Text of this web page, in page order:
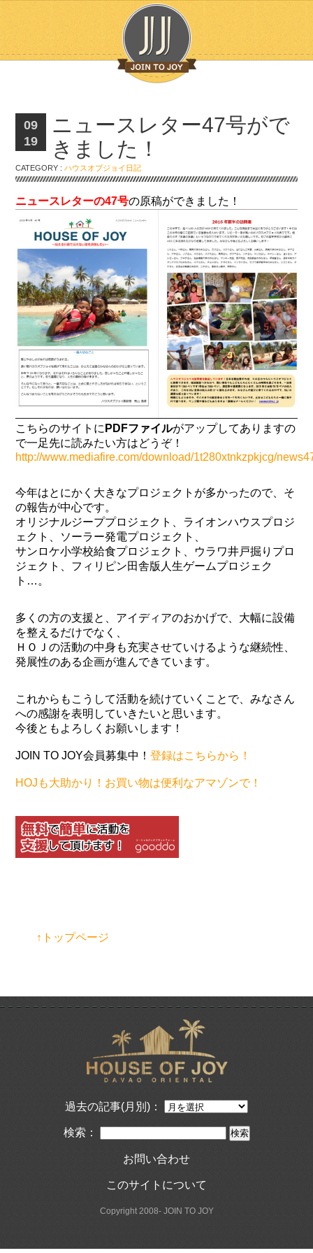
09
19
ニュースレター47号がで
きました！
CATEGORY :ハウスオブジョイ日記
ニュースレターの47号の原稿ができました！
こちらのサイトに PDFファイルがアップしてありますの
で一足先に読みたい方はどうぞ！
http://www.mediafire.com/download/1t280xtnkzpkjcg/
今年はとにかく大きなプロジェクトが多かったので、そ
の報告が中心です。
オリジナルジーププロジェクト、ライオンハウスプロジ
ェクト、ソーラー発電プロジェクト、
サンロケ小学校給食プロジェクト、ウラワ井戸掘りプロ
ジェクト、フィリピン田舎版人生ゲームプロジェク
ト…。
多くの方の支援と、アイディアのおかげで、大幅に設備
を整えるだけでなく、
ＨＯＪの活動の中身も充実させていけるような継続性、
発展性のある企画が進んできています。
これからもこうして活動を続けていくことで、みなさん
への感謝を表明していきたいと思います。
今後ともよろしくお願いします！
JOIN TO JOY会員募集中！登録はこちらから！
HOJも大助かり！お買い物は便利なアマゾンで！
↑トップページ
過去の記事(月別)：
検索：
お問い合わせ
このサイトについて
Copyright 2008- JOIN TO JOY